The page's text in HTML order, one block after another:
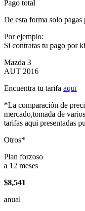
Pago total
De esta forma solo
Por ejemplo:
Si contratas tu pago por
Mazda 3
AUT 2016
Encuentra tu tarifa aqui
*La comparación de
mercado,tomada de
tarifas aqui presentadas
Otros*
Plan forzoso
a 12 meses
$8,541
anual